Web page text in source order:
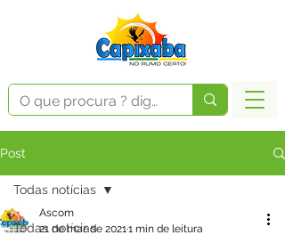
Post
Todas notícias
Todas notícias
Ascom
21 de mar. de 20211 min de leitura